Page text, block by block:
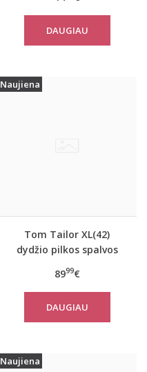
EverNew SH01
DAUGIAU
Naujiena
Tom Tailor XL(42)
dydžio pilkos spalvos
paltas Tom Tailor
10367
8999€
DAUGIAU
Naujiena